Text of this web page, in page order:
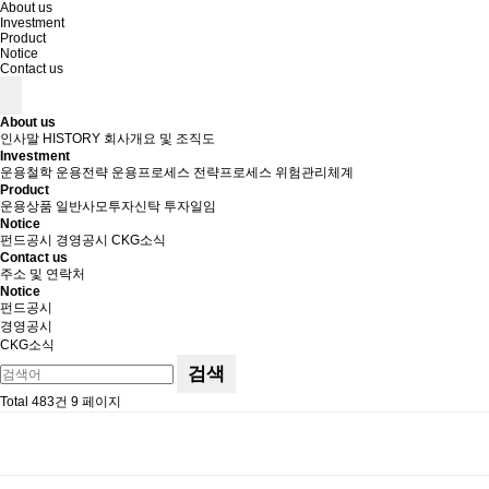
About us
Investment
Product
Notice
Contact us
About us
인사말 HISTORY 회사개요 및 조직도
Investment
운용철학 운용전략 운용프로세스 전략프로세스 위험관리체계
Product
운용상품 일반사모투자신탁 투자일임
Notice
펀드공시
경영공시 CKG소식
Contact us
주소 및 연락처
Notice
펀드공시
경영공시
CKG소식
검색
Total 483건 9 페이지